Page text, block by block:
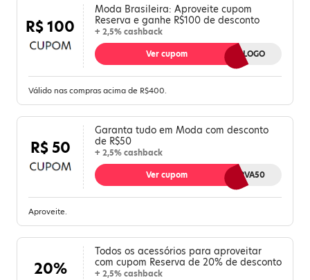
R$ 100
Moda Brasileira: Aproveite cupom
Reserva e ganhe R$100 de desconto
+ 2,5% cashback
VOLTALOGO
Ver cupom
Válido nas compras acima de R$400.
R$ 50
Garanta tudo em Moda com desconto
de R$50
+ 2,5% cashback
RESERVA50
Ver cupom
Aproveite.
20%
Todos os acessórios para aproveitar
com cupom Reserva de 20% de desconto
+ 2,5% cashback